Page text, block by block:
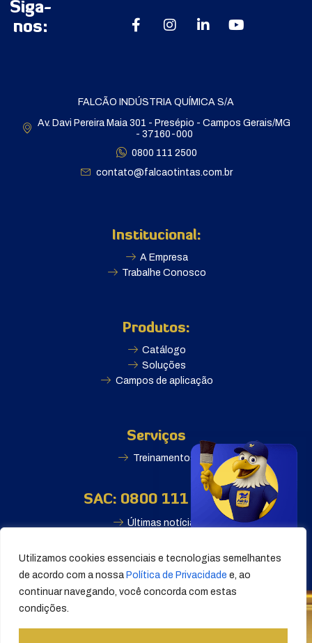
Utilizamos cookies essenciais e tecnologias semelhantes
de acordo com a nossa Política de Privacidade e, ao
continuar navegando, você concorda com estas
condições.
Siga-
nos:
FALCÃO INDÚSTRIA QUÍMICA S/A
Av. Davi Pereira Maia 301 - Presépio - Campos Gerais/MG
- 37160-000
0800 111 2500
contato@falcaotintas.com.br
Institucional:
A Empresa
Trabalhe Conosco
Produtos:
Catálogo
Soluções
Campos de aplicação
Serviços
Treinamentos
SAC: 0800 111 2500
Últimas notícias